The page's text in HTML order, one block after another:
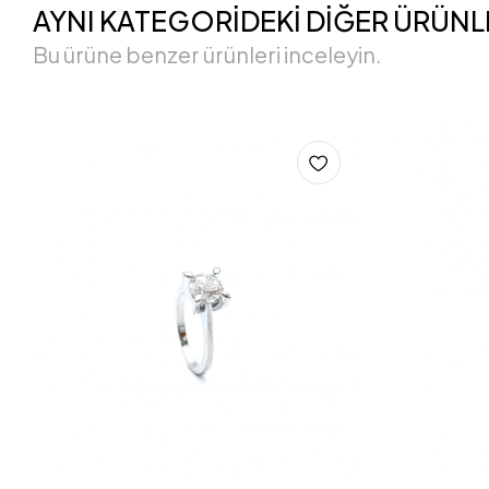
AYNI KATEGORİDEKİ DİĞER
Bu ürüne benzer ürünleri inceleyin.